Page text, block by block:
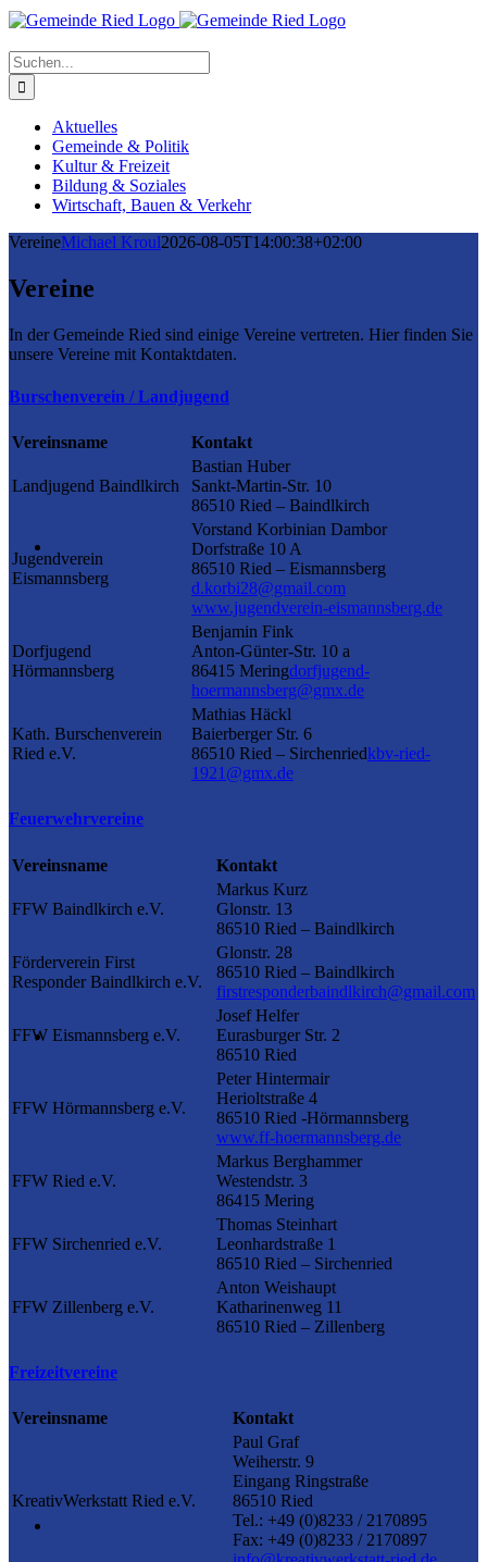
Suche
nach:
Aktuelles
Gemeinde & Politik
Kultur & Freizeit
Bildung & Soziales
Wirtschaft, Bauen & Verkehr
VereineMichael Kroul2026-08-05T14:00:38+02:00
Vereine
In der Gemeinde Ried sind einige Vereine vertreten. Hier finden Sie
unsere Vereine mit Kontaktdaten.
Burschenverein / Landjugend
Vereinsname Kontakt
Landjugend Baindlkirch
Bastian Huber
Sankt-Martin-Str. 10
86510 Ried – Baindlkirch
Jugendverein
Eismannsberg
Vorstand Korbinian Dambor
Dorfstraße 10 A
86510 Ried – Eismannsberg
d.korbi28@gmail.com
www.jugendverein-eismannsberg.de
Dorfjugend
Hörmannsberg
Benjamin Fink
Anton-Günter-Str. 10 a
86415 Meringdorfjugend-
hoermannsberg@gmx.de
Kath. Burschenverein
Ried e.V.
Mathias Häckl
Baierberger Str. 6
86510 Ried – Sirchenriedkbv-ried-
1921@gmx.de
Feuerwehrvereine
Vereinsname Kontakt
FFW Baindlkirch e.V.
Markus Kurz
Glonstr. 13
86510 Ried – Baindlkirch
Förderverein First
Responder Baindlkirch e.V.
Glonstr. 28
86510 Ried – Baindlkirch
firstresponderbaindlkirch@gmail.com
FFW Eismannsberg e.V.
Josef Helfer
Eurasburger Str. 2
86510 Ried
FFW Hörmannsberg e.V.
Peter Hintermair
Herioltstraße 4
86510 Ried -Hörmannsberg
www.ff-hoermannsberg.de
FFW Ried e.V.
Markus Berghammer
Westendstr. 3
86415 Mering
FFW Sirchenried e.V.
Thomas Steinhart
Leonhardstraße 1
86510 Ried – Sirchenried
FFW Zillenberg e.V.
Anton Weishaupt
Katharinenweg 11
86510 Ried – Zillenberg
Freizeitvereine
Vereinsname Kontakt
KreativWerkstatt Ried e.V.
Paul Graf
Weiherstr. 9
Eingang Ringstraße
86510 Ried
Tel.: +49 (0)8233 / 2170895
Fax: +49 (0)8233 / 2170897